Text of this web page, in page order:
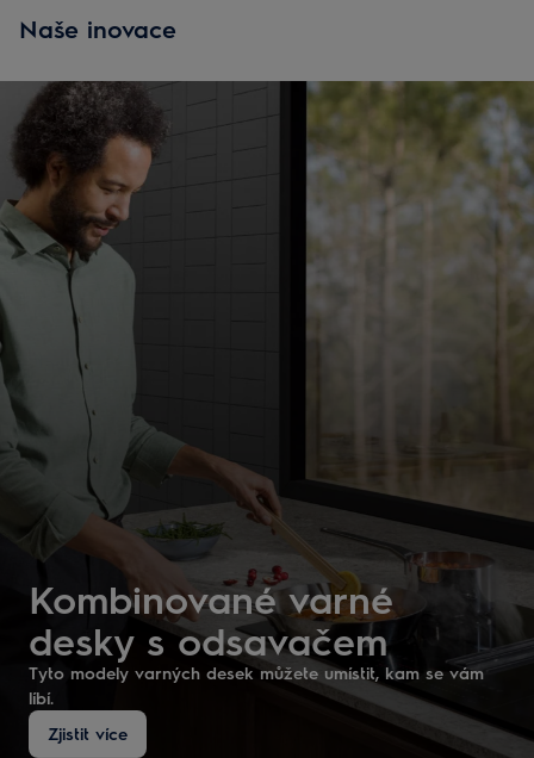
Naše inovace
Kombinované varné
desky s odsavačem
Tyto modely varných desek můžete umístit, kam se vám
líbí.
Zjistit více